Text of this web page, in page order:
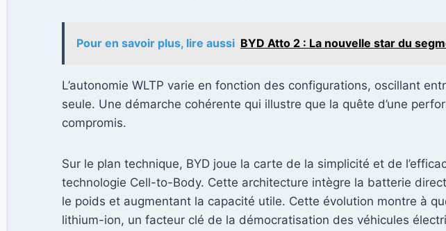
Pour en savoir plus, lire aussi BYD Atto 2 : La nouvelle star du
L’autonomie WLTP varie en fonction des configurations, oscillant
seule. Une démarche cohérente qui illustre que la quête d’une
compromis.
Sur le plan technique, BYD joue la carte de la simplicité et de
technologie Cell-to-Body. Cette architecture intègre la batterie
le poids et augmentant la capacité utile. Cette évolution montre à
lithium-ion, un facteur clé de la démocratisation des véhicules